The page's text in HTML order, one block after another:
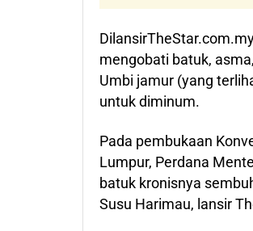
mengobati batuk,
Umbi jamur (yang
untuk diminum.
Pada pembukaan
Lumpur, Perdana
batuk kronisnya
Susu Harimau, lansir